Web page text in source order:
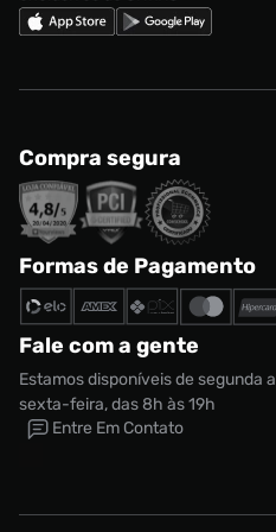
Compra segura
Formas de Pagamento
Fale com a gente
Estamos disponíveis de segunda a
sexta-feira, das 8h às 19h
Entre Em Contato